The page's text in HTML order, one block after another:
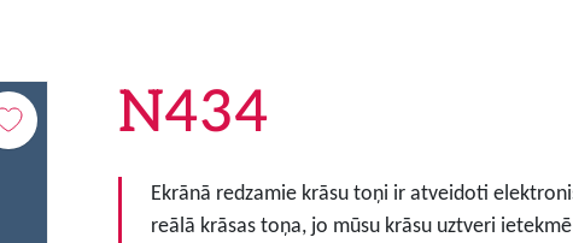
N434
Ekrānā redzamie krāsu toņi ir atveidoti
reālā krāsas toņa, jo mūsu krāsu uztveri